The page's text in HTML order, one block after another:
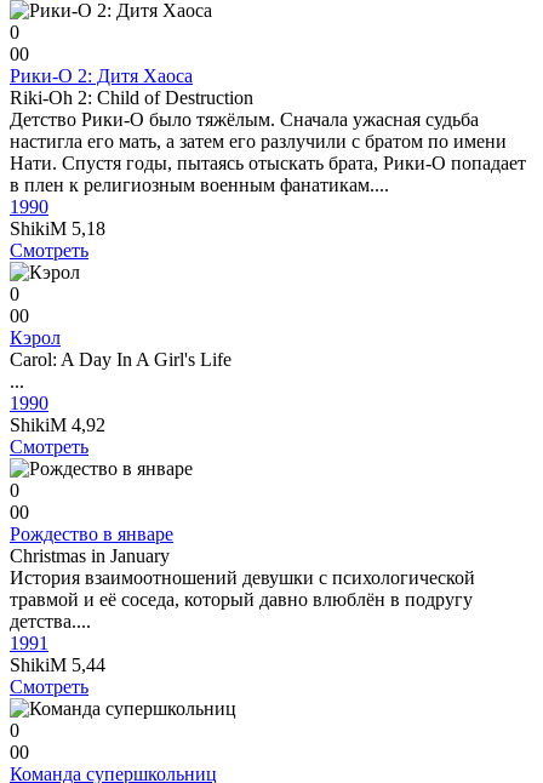
0
00
Рики-О 2: Дитя Хаоса
Riki-Oh 2: Child of Destruction
Детство Рики-О было тяжёлым. Сначала ужасная судьба
настигла его мать, а затем его разлучили с братом по имени
Нати. Спустя годы, пытаясь отыскать брата, Рики-О попадает
в плен к религиозным военным фанатикам....
1990
ShikiM 5,18
Смотреть
0
00
Кэрол
Carol: A Day In A Girl's Life
...
1990
ShikiM 4,92
Смотреть
0
00
Рождество в январе
Christmas in January
История взаимоотношений девушки с психологической
травмой и её соседа, который давно влюблён в подругу
детства....
1991
ShikiM 5,44
Смотреть
0
00
Команда супершкольниц